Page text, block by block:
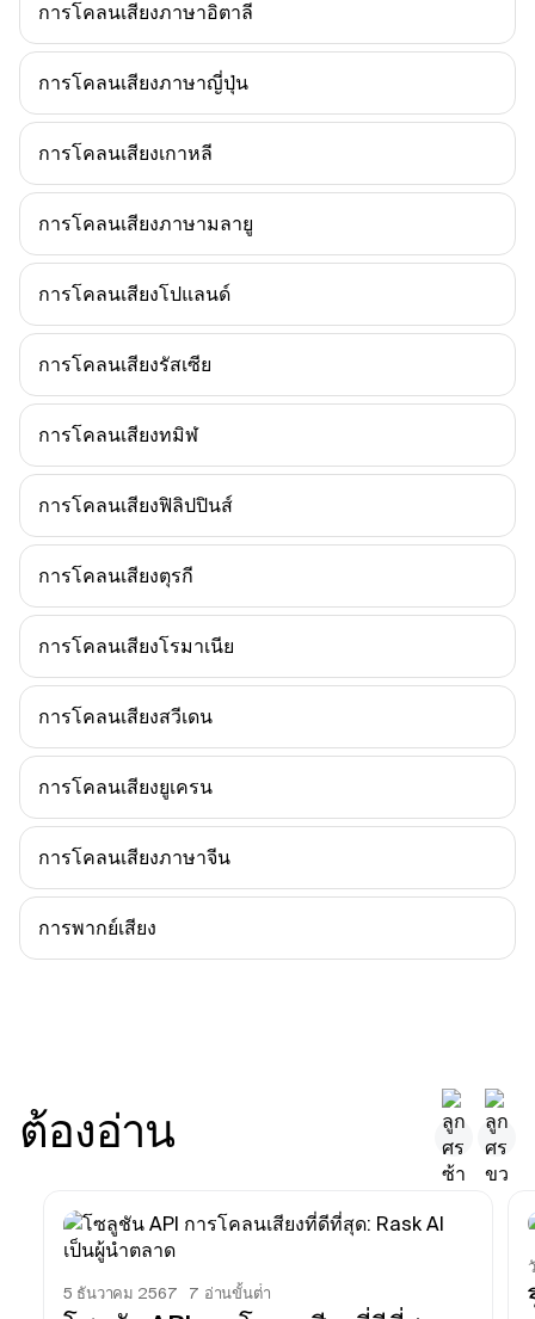
การโคลนเสียงภาษาอิตาลี
การโคลนเสียงภาษาญี่ปุ่น
การโคลนเสียงเกาหลี
การโคลนเสียงภาษามลายู
การโคลนเสียงโปแลนด์
การโคลนเสียงรัสเซีย
การโคลนเสียงทมิฬ
การโคลนเสียงฟิลิปปินส์
การโคลนเสียงตุรกี
การโคลนเสียงโรมาเนีย
การโคลนเสียงสวีเดน
การโคลนเสียงยูเครน
การโคลนเสียงภาษาจีน
การพากย์เสียง
ต้องอ่าน
5 ธันวาคม 2567 7 อ่านขั้นต่ํา